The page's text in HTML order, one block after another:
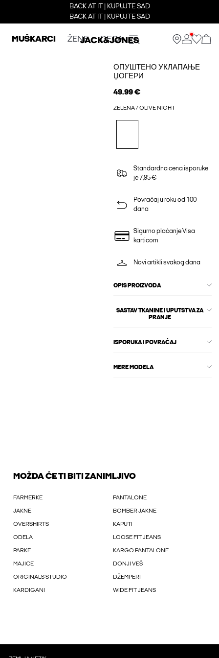
BACK AT IT | KUPUJTE SAD
BACK AT IT | KUPUJTE SAD
MUŠKARCI ŽENE DECA
ОПУШТЕНО УКЛАПАЊЕ
ЏОГЕРИ
49.99 €
ZELENA / OLIVE NIGHT
Standardna cena isporuke
je 7,95 €
Povraćaj u roku od 100
dana
Sigurno plaćanje Visa
karticom
Novi artikli svakog dana
OPIS PROIZVODA
SASTAV TKANINE I UPUTSTVA ZA
PRANJE
ISPORUKA I POVRAĆAJ
MERE MODELA
MOŽDA ĆE TI BITI ZANIMLJIVO
FARMERKE PANTALONE
JAKNE BOMBER JAKNE
OVERSHIRTS KAPUTI
ODELA LOOSE FIT JEANS
PARKE KARGO PANTALONE
MAJICE DONJI VEŠ
ORIGINALS STUDIO DŽEMPERI
KARDIGANI WIDE FIT JEANS